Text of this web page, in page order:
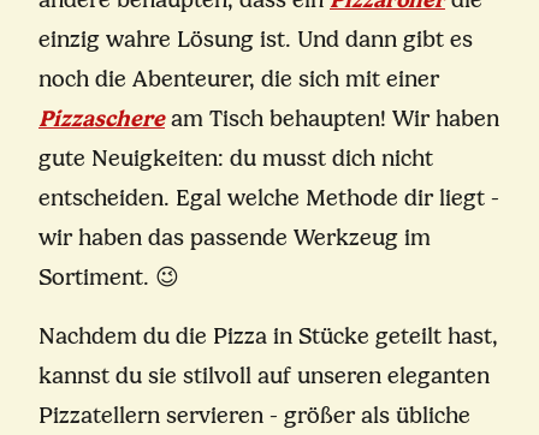
einzig wahre Lösung ist. Und dann gibt es
noch die Abenteurer, die sich mit einer
Pizzascheream Tisch behaupten! Wir haben
gute Neuigkeiten: du musst dich nicht
entscheiden. Egal welche Methode dir liegt -
wir haben das passende Werkzeug im
Sortiment. 😉
Nachdem du die Pizza in Stücke geteilt hast,
kannst du sie stilvoll auf unseren eleganten
Pizzatellern servieren - größer als übliche